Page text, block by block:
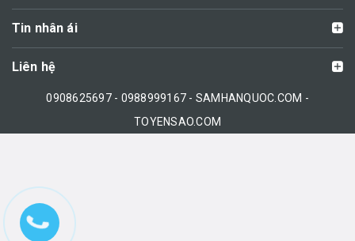
Tin nhân ái
Liên hệ
0908625697 - 0988999167 - SAMHANQUOC.COM -
TOYENSAO.COM